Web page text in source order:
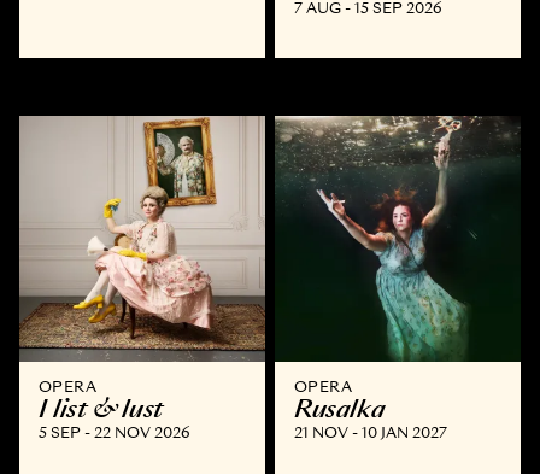
7 AUG - 15 SEP 2026
OPERA
I list & lust
5 SEP - 22 NOV 2026
OPERA
Rusalka
21 NOV - 10 JAN 2027